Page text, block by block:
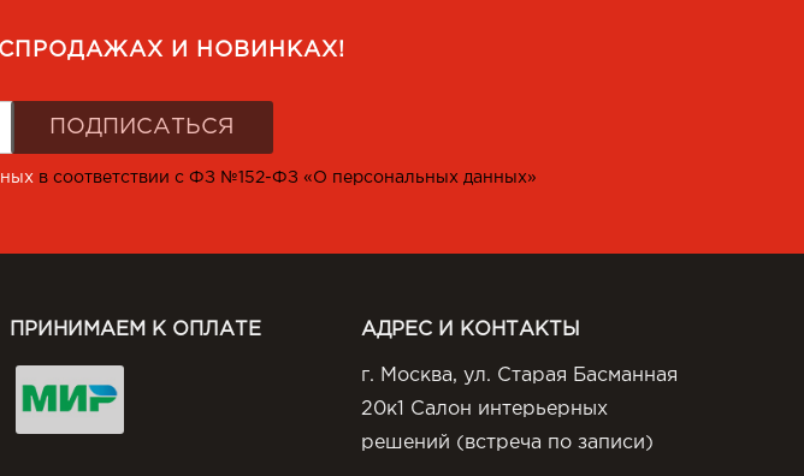
И НОВИНКАХ!
в соответствии с ФЗ №152-ФЗ «О персональных данных»
ПРИНИМАЕМ К ОПЛАТЕ АДРЕС И КОНТАКТЫ
г. Москва, ул. Старая Басманная
20к1 Салон интерьерных
решений (встреча по записи)